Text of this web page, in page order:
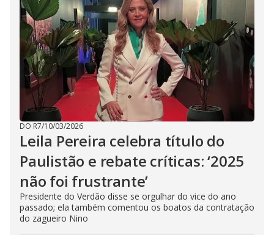
DO R7/10/03/2026
Leila Pereira celebra título do
Paulistão e rebate críticas: ‘2025
não foi frustrante’
Presidente do Verdão disse se orgulhar do vice do ano
passado; ela também comentou os boatos da contratação
do zagueiro Nino